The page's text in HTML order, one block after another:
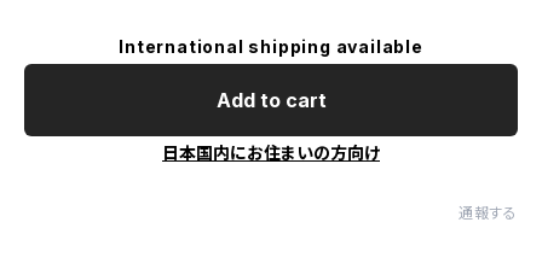
International shipping available
Add to cart
日本国内にお住まいの方向け
通報する